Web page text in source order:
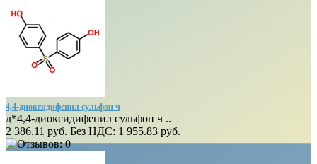
4,4-диоксидифенил сульфон ч
д*4,4-диоксидифенил сульфон ч ..
2 386.11 руб. Без НДС: 1 955.83 руб.